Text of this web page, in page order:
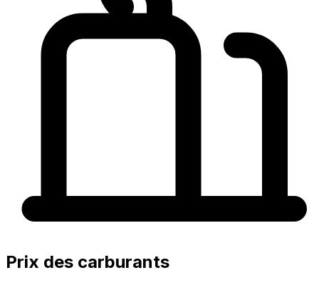
Prix des carburants